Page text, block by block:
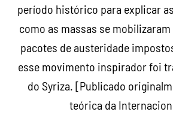
período histórico para explicar
como as massas se
pacotes de austeridade
esse movimento inspirador foi
do Syriza. [Publicado
teórica da